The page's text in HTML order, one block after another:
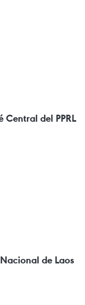
del PPRL
de Laos